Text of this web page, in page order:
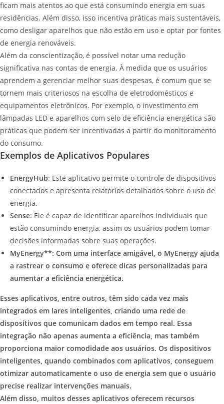
ficam mais atentos ao que está consumindo energia em suas
residências. Além disso, isso incentiva práticas mais sustentáveis,
como desligar aparelhos que não estão em uso e optar por fontes
de energia renováveis.
Além da conscientização, é possível notar uma redução
significativa nas contas de energia. À medida que os usuários
aprendem a gerenciar melhor suas despesas, é comum que se
tornem mais criteriosos na escolha de eletrodomésticos e
equipamentos eletrônicos. Por exemplo, o investimento em
lâmpadas LED e aparelhos com selo de eficiência energética são
práticas que podem ser incentivadas a partir do monitoramento
do consumo.
Exemplos de Aplicativos Populares
EnergyHub: Este aplicativo permite o controle de dispositivos
conectados e apresenta relatórios detalhados sobre o uso de
energia.
Sense: Ele é capaz de identificar aparelhos individuais que
estão consumindo energia, assim os usuários podem tomar
decisões informadas sobre suas operações.
MyEnergy**: Com uma interface amigável, o MyEnergy ajuda
a rastrear o consumo e oferece dicas personalizadas para
aumentar a eficiência energética.
Esses aplicativos, entre outros, têm sido cada vez mais
integrados em lares inteligentes, criando uma rede de
dispositivos que comunicam dados em tempo real. Essa
integração não apenas aumenta a eficiência, mas também
proporciona maior comodidade aos usuários. Os dispositivos
inteligentes, quando combinados com aplicativos, conseguem
otimizar automaticamente o uso de energia sem que o usuário
precise realizar intervenções manuais.
Além disso, muitos desses aplicativos oferecem recursos